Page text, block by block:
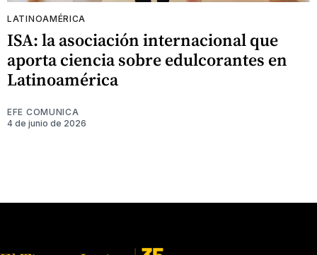
LATINOAMÉRICA
ISA: la asociación internacional que
aporta ciencia sobre edulcorantes en
Latinoamérica
EFE COMUNICA
4 de junio de 2026